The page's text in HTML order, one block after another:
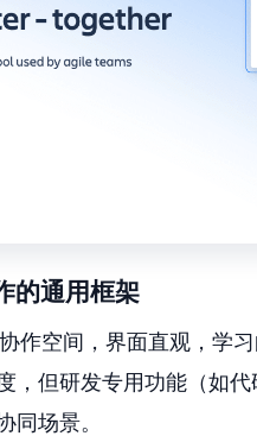
的通用框架
作空间，界面直观，学
，但研发专用功能（如
同场景。